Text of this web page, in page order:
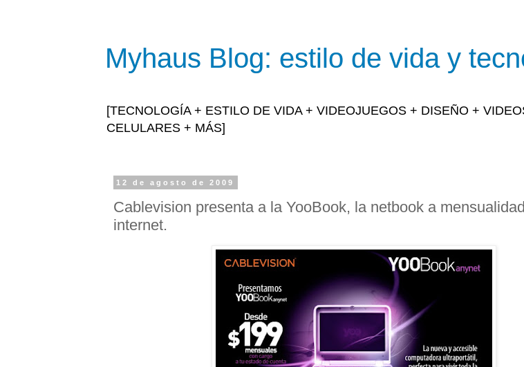
Myhaus Blog: estilo de vida y
[TECNOLOGÍA + ESTILO DE VIDA + VIDEOJUEGOS + DISEÑO +
CELULARES + MÁS]
12 de agosto de 2009
Cablevision presenta a la YooBook, la netbook a
internet.